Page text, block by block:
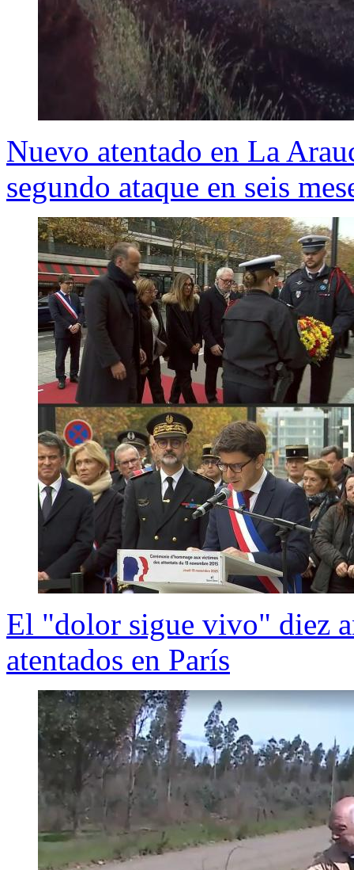
Nuevo atentado en La
segundo ataque en seis
El "dolor sigue vivo" diez
atentados en París